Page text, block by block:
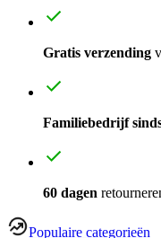
Gratis verzending
Familiebedrijf
60 dagen
Populaire categorieën